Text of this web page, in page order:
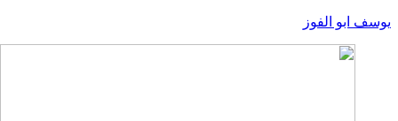
يوسف ابو الفوز